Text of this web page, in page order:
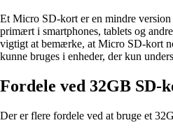
Et Micro SD-kort er en mindre
primært i smartphones, tablets og
vigtigt at bemærke, at Micro SD-kort
kunne bruges i enheder, der kun
Fordele ved 32GB SD-
Der er flere fordele ved at bruge et